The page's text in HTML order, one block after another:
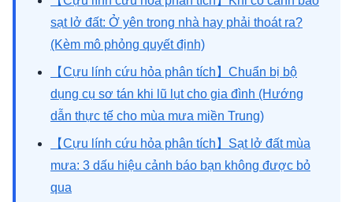
sạt lở đất: Ở yên trong nhà hay phải thoát ra?
(Kèm mô phỏng quyết định)
【Cựu lính cứu hỏa phân tích】Chuẩn bị bộ
dụng cụ sơ tán khi lũ lụt cho gia đình (Hướng
dẫn thực tế cho mùa mưa miền Trung)
【Cựu lính cứu hỏa phân tích】Sạt lở đất mùa
mưa: 3 dấu hiệu cảnh báo bạn không được bỏ
qua